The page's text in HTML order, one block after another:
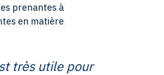
prenantes à
en matière
très utile pour